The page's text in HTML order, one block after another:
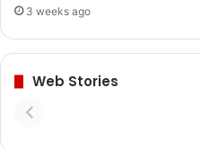
3 weeks ago
Web Stories